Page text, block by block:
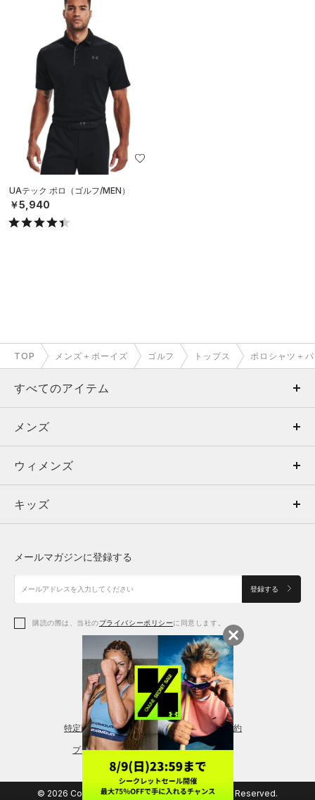
UAテック ポロ（ゴルフ/MEN）
￥5,940
TOP メンズ＋ボーイズ ゴルフ トップス ポロシャツ＋
すべてのアイテム
メンズ
ウィメンズ
キッズ
アクセサリー
メンズ
トップス
ボトムス
アクセサリー
ウィメンズ
トップス
シューズ
アクセサリー
レギンス＆タイツ
キッズ
シューズ
メールマガジンに登録する
登録する
購読の際は、当社のプライバシーポリシーに同意します。
特定商取引法に基づく通販の表記 会員規約
プライバシーポリシー
© 2026 Copyright DOME Corporation. All Rights Reserved.